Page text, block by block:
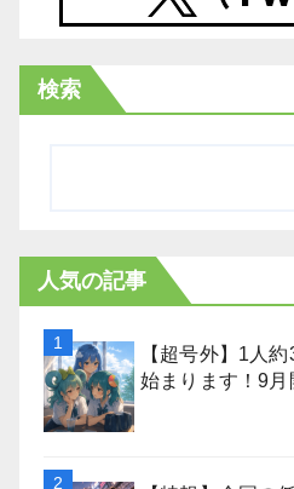
検索
人気の記事
【超号外】1人
始まります！9月